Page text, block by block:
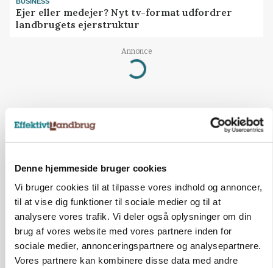
Denne hjemmeside bruger cookies
Vi bruger cookies til at tilpasse vores indhold og annoncer,
til at vise dig funktioner til sociale medier og til at
analysere vores trafik. Vi deler også oplysninger om din
brug af vores website med vores partnere inden for
sociale medier, annonceringspartnere og analysepartnere.
Vores partnere kan kombinere disse data med andre
Ejer eller medejer? Nyt tv-format udfordrer
landbrugets ejerstruktur
Annonce
Loading...
BUSINESS